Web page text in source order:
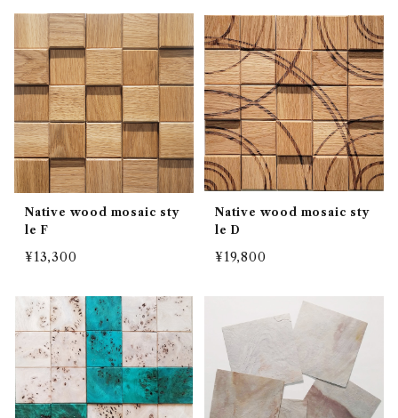
Native wood mosaic sty
le F
¥13,300
Native wood mosaic sty
le D
¥19,800